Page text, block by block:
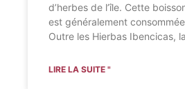
d’herbes de l’île. Cette
est généralement
Outre les Hierbas Ibencicas,
LIRE LA SUITE "